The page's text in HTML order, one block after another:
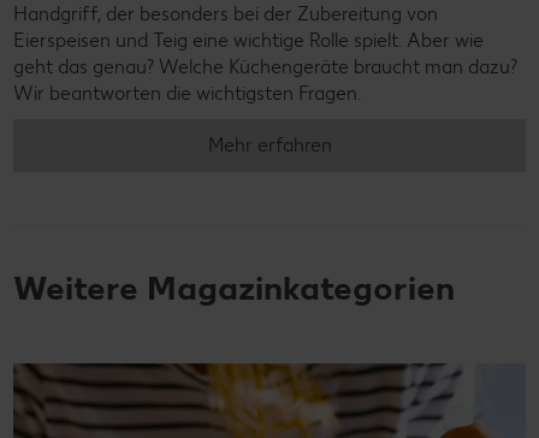
Handgriff, der besonders bei der Zubereitung von
Eierspeisen und Teig eine wichtige Rolle spielt. Aber wie
geht das genau? Welche Küchengeräte braucht man dazu?
Wir beantworten die wichtigsten Fragen.
Mehr erfahren
Weitere Magazinkategorien